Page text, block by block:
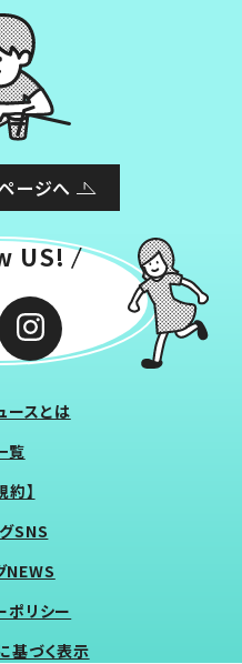
ージへ
US!
ースとは
覧
約】
SNS
NEWS
ポリシー
基づく表示